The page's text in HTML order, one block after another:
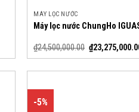
MÁY LỌC NƯỚC
Máy lọc nước ChungHo
₫24,500,000.00 ₫
-5%